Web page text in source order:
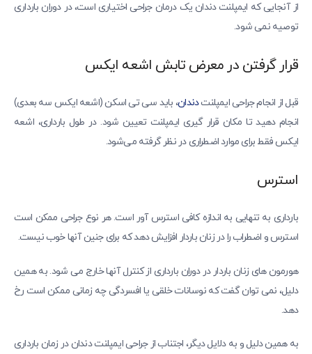
از آنجایی که ایمپلنت دندان یک درمان جراحی اختیاری است، در دوران بارداری
توصیه نمی شود.
قرار گرفتن در معرض تابش اشعه ایکس
قبل از انجام جراحی ایمپلنتدندان، باید سی تی اسکن (اشعه ایکس سه بعدی)
انجام دهید تا مکان قرار گیری ایمپلنت تعیین شود. در طول بارداری، اشعه
ایکس فقط برای موارد اضطراری در نظر گرفته می‌شود.
استرس
بارداری به تنهایی به اندازه کافی استرس آور است. هر نوع جراحی ممکن است
استرس و اضطراب را در زنان باردار افزایش دهد که برای جنین آنها خوب نیست.
هورمون های زنان باردار در دوران بارداری از کنترل آنها خارج می شود. به همین
دلیل، نمی توان گفت که نوسانات خلقی یا افسردگی چه زمانی ممکن است رخ
دهد.
به همین دلیل و به دلایل دیگر، اجتناب از جراحی ایمپلنت دندان در زمان بارداری